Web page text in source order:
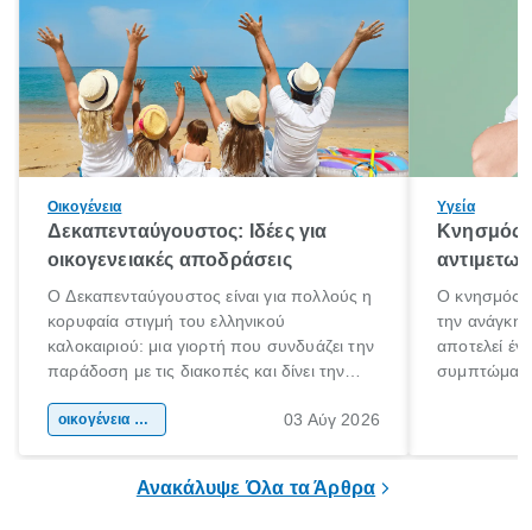
Οικογένεια
Δεκαπενταύγουστος: Ιδέες για
οικογενειακές αποδράσεις
Ο Δεκαπενταύγουστος είναι για πολλούς η
κορυφαία στιγμή του ελληνικού
καλοκαιριού: μια γιορτή που συνδυάζει την
παράδοση με τις διακοπές και δίνει την
χώρας. Είτε πρόκειται για λίγες μέρες
οικογένεια & παιδί 03 Αύγ 2026
Υγεία
Κνησμός:
Ο κνησμός
την ανάγκη
αποτελεί
Ανακάλυψε Όλα τα Άρθρα